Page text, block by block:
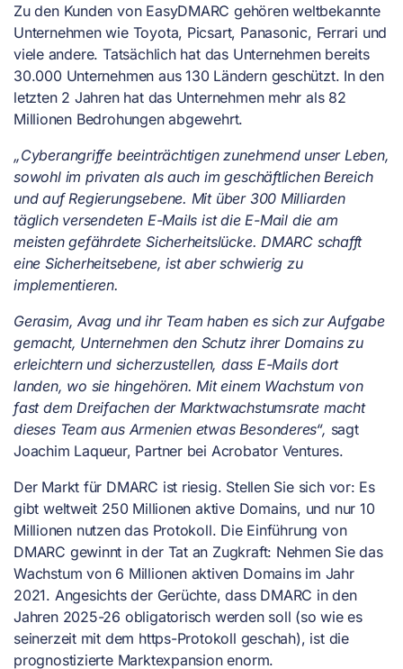
Zu den Kunden von EasyDMARC gehören weltbekannte
Unternehmen wie Toyota, Picsart, Panasonic, Ferrari und
viele andere. Tatsächlich hat das Unternehmen bereits
30.000 Unternehmen aus 130 Ländern geschützt. In den
letzten 2 Jahren hat das Unternehmen mehr als 82
Millionen Bedrohungen abgewehrt.
„Cyberangriffe beeinträchtigen zunehmend unser Leben,
sowohl im privaten als auch im geschäftlichen Bereich
und auf Regierungsebene. Mit über 300 Milliarden
täglich versendeten E-Mails ist die E-Mail die am
meisten gefährdete Sicherheitslücke. DMARC schafft
eine Sicherheitsebene, ist aber schwierig zu
implementieren.
Gerasim, Avag und ihr Team haben es sich zur Aufgabe
gemacht, Unternehmen den Schutz ihrer Domains zu
erleichtern und sicherzustellen, dass E-Mails dort
landen, wo sie hingehören. Mit einem Wachstum von
fast dem Dreifachen der Marktwachstumsrate macht
dieses Team aus Armenien etwas Besonderes“, sagt
Joachim Laqueur, Partner bei Acrobator Ventures.
Der Markt für DMARC ist riesig. Stellen Sie sich vor: Es
gibt weltweit 250 Millionen aktive Domains, und nur 10
Millionen nutzen das Protokoll. Die Einführung von
DMARC gewinnt in der Tat an Zugkraft: Nehmen Sie das
Wachstum von 6 Millionen aktiven Domains im Jahr
2021. Angesichts der Gerüchte, dass DMARC in den
Jahren 2025-26 obligatorisch werden soll (so wie es
seinerzeit mit dem https-Protokoll geschah), ist die
prognostizierte Marktexpansion enorm.